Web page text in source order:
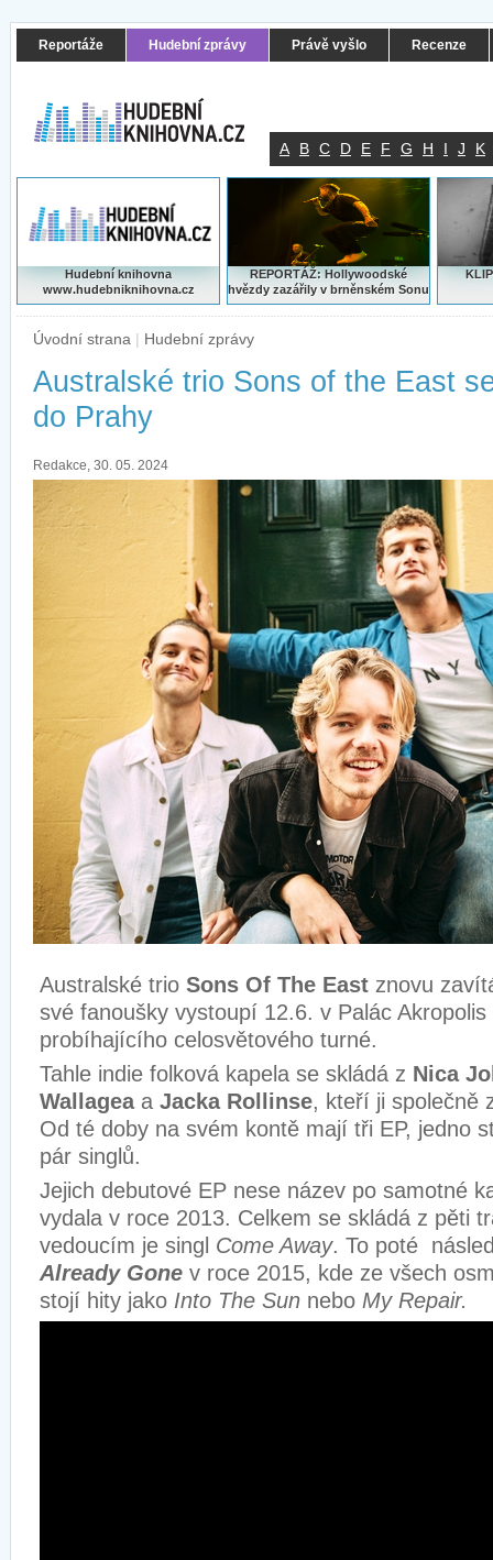
Reportáže Hudební zprávy Právě vyšlo Recenze
A B C D E F G H I J K
Hudební knihovna
www.hudebniknihovna.cz
REPORTÁŽ: Hollywoodské
hvězdy zazářily v brněnském Sonu
Úvodní strana | Hudební zprávy
Australské trio Sons of the East
do Prahy
Redakce, 30. 05. 2024
Australské trio Sons Of The East znovu
své fanoušky vystoupí 12.6. v Palác
probíhajícího celosvětového turné.
Tahle indie folková kapela se skládá z Nica
Wallageaa Jacka Rollinse, kteří ji společně
Od té doby na svém kontě mají tři EP, jedno
pár singlů.
Jejich debutové EP nese název po samotné
vydala v roce 2013. Celkem se skládá z pěti
vedoucím je singl Come Away. To poté
Already Gone v roce 2015, kde ze všech
stojí hity jako Into The Sun nebo My Repair.